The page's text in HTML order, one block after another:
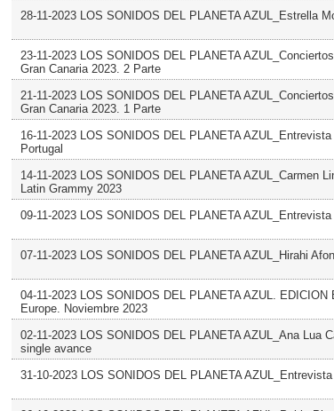
28-11-2023 LOS SONIDOS DEL PLANETA AZUL_Estrella
23-11-2023 LOS SONIDOS DEL PLANETA
Gran Canaria 2023. 2 Parte
21-11-2023 LOS SONIDOS DEL PLANETA
Gran Canaria 2023. 1 Parte
16-11-2023 LOS SONIDOS DEL PLANETA
Portugal
14-11-2023 LOS SONIDOS DEL PLANETA AZUL_Carmen
Latin Grammy 2023
09-11-2023 LOS SONIDOS DEL PLANETA
07-11-2023 LOS SONIDOS DEL PLANETA AZUL_Hirahi
04-11-2023 LOS SONIDOS DEL PLANETA AZUL.
Europe. Noviembre 2023
02-11-2023 LOS SONIDOS DEL PLANETA AZUL_Ana Lua
single avance
31-10-2023 LOS SONIDOS DEL PLANETA